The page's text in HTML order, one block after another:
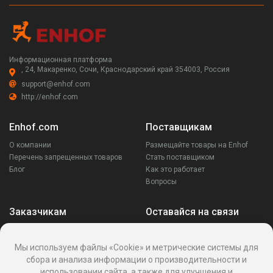
Информационная платформа
, 24, Макаренко, Сочи, Краснодарский край 354003, Россия
support@enhof.com
http://enhof.com
Enhof.com
О компании
Перечень запрещенных товаров
Блог
Поставщикам
Размещайте товары на Enhof
Стать поставщиком
Как это работает
Вопросы
Заказчикам
Написать поставщику
Оставайся на связи
Мы используем файлы «Cookie» и метрические системы для
сбора и анализа информации о производительности и